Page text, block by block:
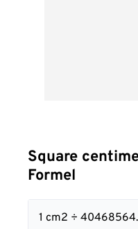
Square
Formel
1 cm2 ÷